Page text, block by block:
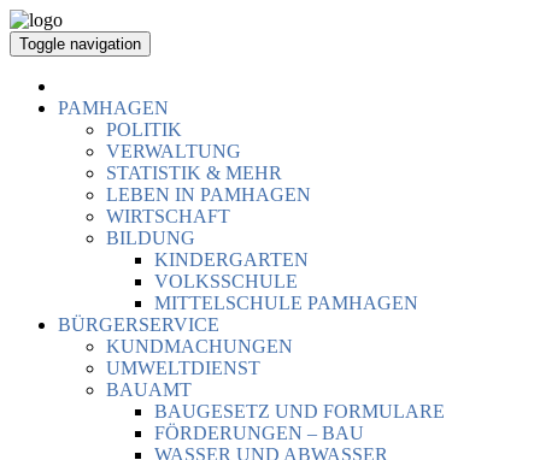
Toggle navigation
PAMHAGEN
POLITIK
VERWALTUNG
STATISTIK & MEHR
LEBEN IN PAMHAGEN
WIRTSCHAFT
BILDUNG
KINDERGARTEN
VOLKSSCHULE
MITTELSCHULE PAMHAGEN
BÜRGERSERVICE
KUNDMACHUNGEN
UMWELTDIENST
BAUAMT
BAUGESETZ UND FORMULARE
FÖRDERUNGEN – BAU
WASSER UND ABWASSER